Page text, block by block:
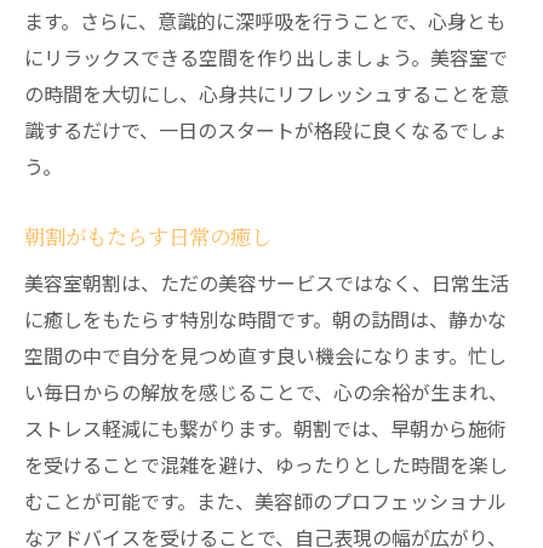
ます。さらに、意識的に深呼吸を行うことで、心身とも
にリラックスできる空間を作り出しましょう。美容室で
の時間を大切にし、心身共にリフレッシュすることを意
識するだけで、一日のスタートが格段に良くなるでしょ
う。
朝割がもたらす日常の癒し
美容室朝割は、ただの美容サービスではなく、日常生活
に癒しをもたらす特別な時間です。朝の訪問は、静かな
空間の中で自分を見つめ直す良い機会になります。忙し
い毎日からの解放を感じることで、心の余裕が生まれ、
ストレス軽減にも繋がります。朝割では、早朝から施術
を受けることで混雑を避け、ゆったりとした時間を楽し
むことが可能です。また、美容師のプロフェッショナル
なアドバイスを受けることで、自己表現の幅が広がり、